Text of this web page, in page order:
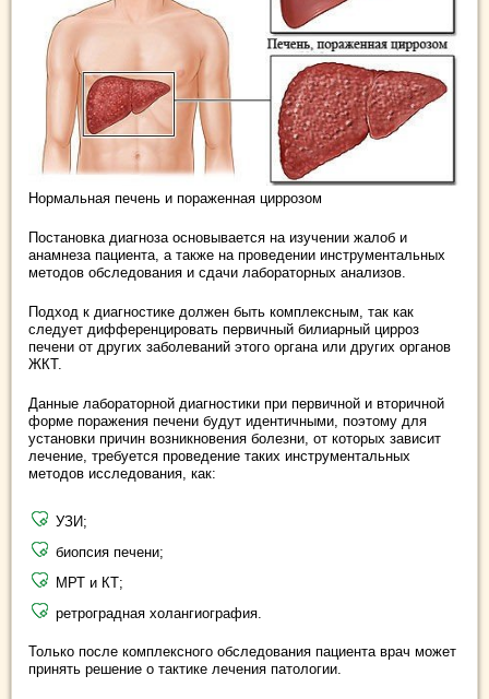
Нормальная печень и пораженная циррозом
Постановка диагноза основывается на изучении жалоб и
анамнеза пациента, а также на проведении инструментальных
методов обследования и сдачи лабораторных анализов.
Подход к диагностике должен быть комплексным, так как
следует дифференцировать первичный билиарный цирроз
печени от других заболеваний этого органа или других органов
ЖКТ.
Данные лабораторной диагностики при первичной и вторичной
форме поражения печени будут идентичными, поэтому для
установки причин возникновения болезни, от которых зависит
лечение, требуется проведение таких инструментальных
методов исследования, как:
УЗИ;
биопсия печени;
МРТ и КТ;
ретроградная холангиография.
Только после комплексного обследования пациента врач может
принять решение о тактике лечения патологии.